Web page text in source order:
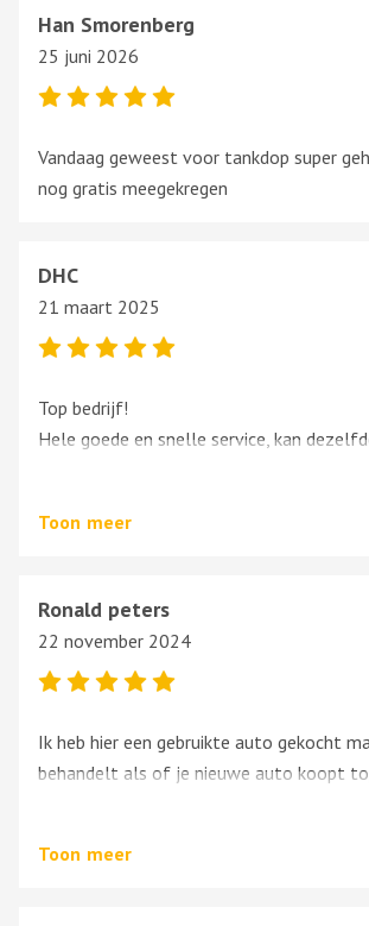
Han Smorenberg
25 juni 2026
Vandaag geweest voor tankdop super
nog gratis meegekregen
DHC
21 maart 2025
Top bedrijf!
Hele goede en snelle service, kan
Toon meer
Ronald peters
22 november 2024
Ik heb hier een gebruikte auto gekocht
behandelt als of je nieuwe auto koopt
Toon meer